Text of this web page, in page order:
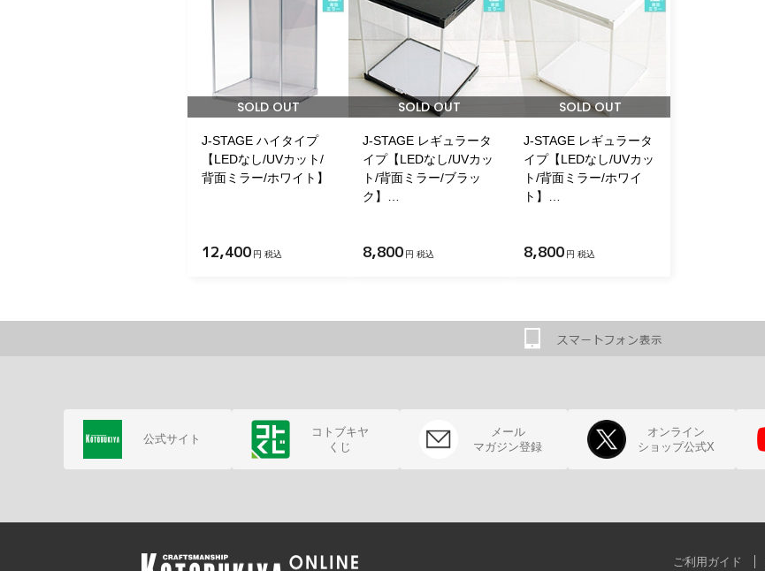
SOLD OUT
J-STAGE ハイタイプ
【LEDなし/UVカット/
背面ミラー/ホワイト】
12,400 円 税込
SOLD OUT
J-STAGE レギュラータ
イプ【LEDなし/UVカッ
ト/背面ミラー/ブラッ
ク】…
8,800 円 税込
SOLD OUT
J-STAGE レギュラータ
イプ【LEDなし/UVカッ
ト/背面ミラー/ホワイ
ト】…
8,800 円 税込
公式サイト
コトブキヤ
くじ
メール
マガジン登録
オンライン
ショップ公式X
ご利用ガイド